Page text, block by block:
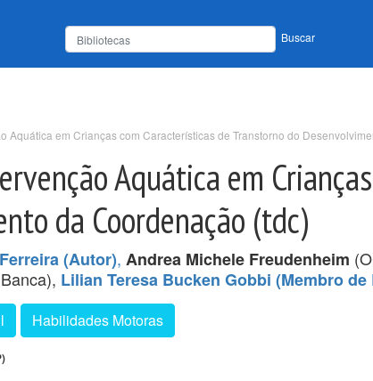
Buscar
Aquática em Crianças com Características de Transtorno do
Aquática em
da Coordenação (tdc)
(Autor), Andrea Michele Freudenheim
Lilian Teresa Bucken Gobbi (Membro de
Habilidades Motoras